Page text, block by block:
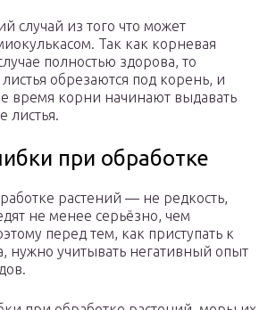
случай из того что может
Так как корневая
полностью здорова, то
обрезаются под корень, и
время корни начинают выдавать
листья.
при обработке
растений — не редкость,
не менее серьёзно, чем
перед тем, как приступать к
нужно учитывать негативный опыт